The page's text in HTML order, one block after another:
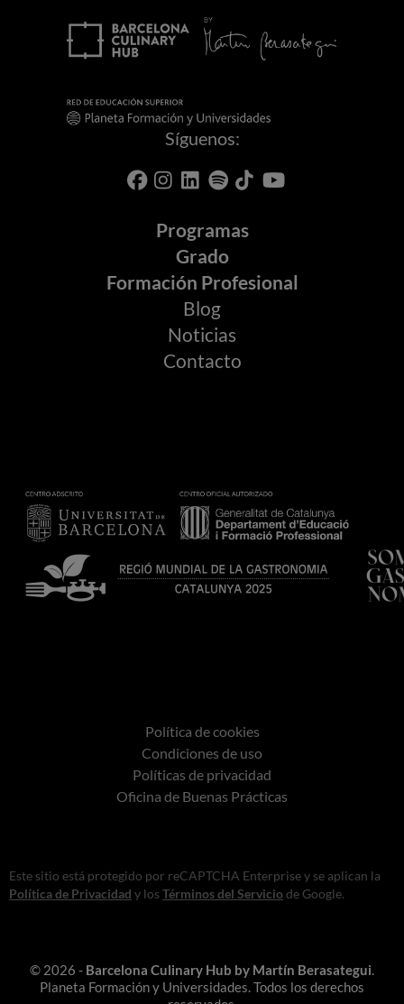
Síguenos:
Programas
Grado
Formación Profesional
Blog
Noticias
Contacto
Política de cookies
Condiciones de uso
Políticas de privacidad
Oficina de Buenas Prácticas
Este sitio está protegido por reCAPTCHA Enterprise y se aplican la
Política de Privacidad y losTérminos del Serviciode Google.
© 2026 - Barcelona Culinary Hub by Martín Berasategui.
Planeta Formación y Universidades. Todos los derechos